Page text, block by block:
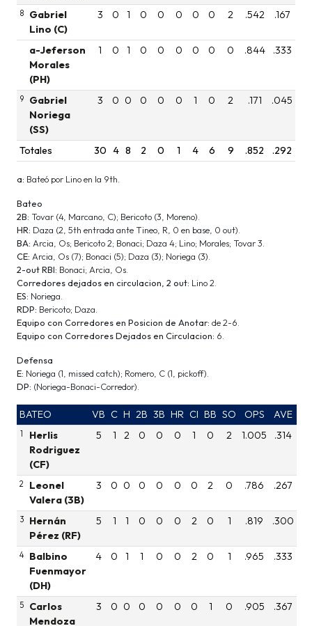
8
Gabriel
Lino (C)
3 0 1 0 0 0 0 0 2 .542 .167
a-Jeferson
Morales
(PH)
1 0 1 0 0 0 0 0 0 .844 .333
9
Gabriel
Noriega
(SS)
3 0 0 0 0 0 1 0 2 .171 .045
Totales 30 4 8 2 0 1 4 6 9 .852 .292
a: Bateó por Lino en la 9th.
Bateo
2B: Tovar (4, Marcano, C); Bericoto (3, Moreno).
HR: Daza (2, 5th entrada ante Tineo, R, 0 en base, 0 out).
BA: Arcia, Os; Bericoto 2; Bonaci; Daza 4; Lino; Morales; Tovar 3.
CE: Arcia, Os (7); Bonaci (5); Daza (3); Noriega (3).
2-out RBI: Bonaci; Arcia, Os.
Corredores dejados en circulacion, 2 out: Lino 2.
ES: Noriega.
RDP: Bericoto; Daza.
Equipo con Corredores en Posicion de Anotar: de 2-6.
Equipo con Corredores Dejados en Circulacion: 6.
Defensa
E: Noriega (1, missed catch); Romero, C (1, pickoff).
DP: (Noriega-Bonaci-Corredor).
BATEO VB C H 2B 3B HR CI BB SO OPS AVE
1
Herlis
Rodriguez
(CF)
5 1 2 0 0 0 1 0 2 1.005 .314
2
Leonel
Valera (3B)
3 0 0 0 0 0 0 2 0 .786 .267
3
Hernán
Pérez (RF)
5 1 1 0 0 0 2 0 1 .819 .300
4
Balbino
Fuenmayor
(DH)
4 0 1 1 0 0 2 0 1 .965 .333
5
Carlos
Mendoza
3 0 0 0 0 0 0 1 0 .905 .367